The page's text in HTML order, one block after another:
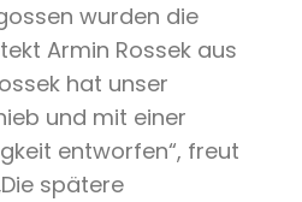
wurden die
Armin Rossek aus
hat unser
und mit einer
entworfen“, freut
spätere